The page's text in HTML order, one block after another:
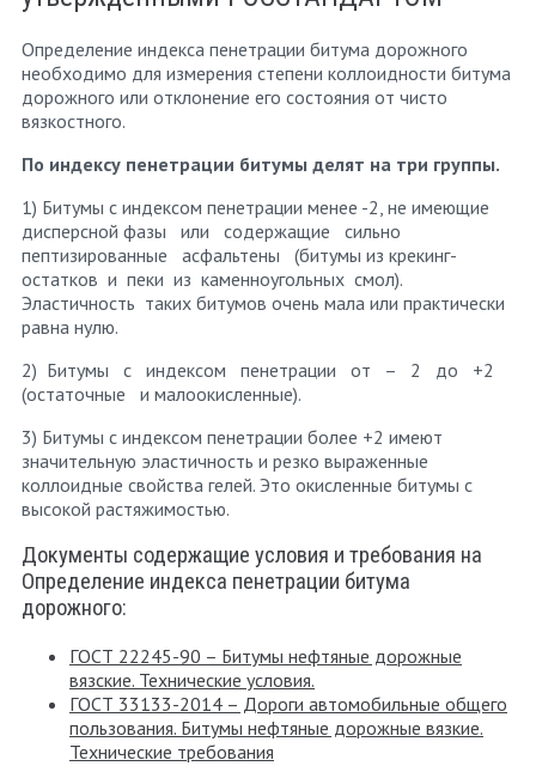
Определение индекса пенетрации битума дорожного
необходимо для измерения степени коллоидности битума
дорожного или отклонение его состояния от чисто
вязкостного.
По индексу пенетрации битумы делят на три группы.
1) Битумы с индексом пенетрации менее -2, не имеющие
дисперсной фазы или содержащие сильно
пептизированные асфальтены (битумы из крекинг-
остатков и пеки из каменноугольных смол).
Эластичность таких битумов очень мала или практически
равна нулю.
2) Битумы с индексом пенетрации от – 2 до +2
(остаточные и малоокисленные).
3) Битумы с индексом пенетрации более +2 имеют
значительную эластичность и резко выраженные
коллоидные свойства гелей. Это окисленные битумы с
высокой растяжимостью.
Документы содержащие условия и требования на
Определение индекса пенетрации битума
дорожного:
ГОСТ 22245-90 – Битумы нефтяные дорожные
вязские. Технические условия.
ГОСТ 33133-2014 – Дороги автомобильные общего
пользования. Битумы нефтяные дорожные вязкие.
Технические требования